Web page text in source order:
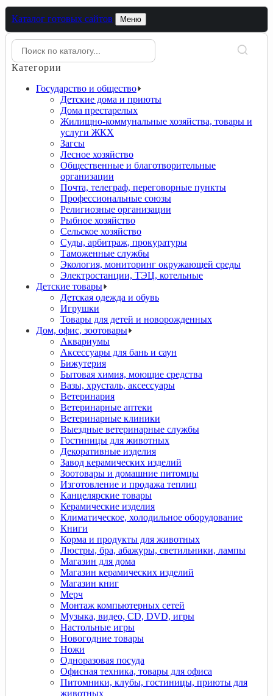
Каталог готовых сайтов Меню
Категории
Государство и общество
Детские дома и приюты
Дома престарелых
Жилищно-коммунальные хозяйства, товары и
услуги ЖКХ
Загсы
Лесное хозяйство
Общественные и благотворительные
организации
Почта, телеграф, переговорные пункты
Профессиональные союзы
Религиозные организации
Рыбное хозяйство
Сельское хозяйство
Суды, арбитраж, прокуратуры
Таможенные службы
Экология, мониторинг окружающей среды
Электростанции, ТЭЦ, котельные
Детские товары
Детская одежда и обувь
Игрушки
Товары для детей и новорожденных
Дом, офис, зоотовары
Аквариумы
Аксессуары для бань и саун
Бижутерия
Бытовая химия, моющие средства
Вазы, хрусталь, аксессуары
Ветеринария
Ветеринарные аптеки
Ветеринарные клиники
Выездные ветеринарные службы
Гостиницы для животных
Декоративные изделия
Завод керамических изделий
Зоотовары и домашние питомцы
Изготовление и продажа теплиц
Канцелярские товары
Керамические изделия
Климатическое, холодильное оборудование
Книги
Корма и продукты для животных
Люстры, бра, абажуры, светильники, лампы
Магазин для дома
Магазин керамических изделий
Магазин книг
Мерч
Монтаж компьютерных сетей
Музыка, видео, CD, DVD, игры
Настольные игры
Новогодние товары
Ножи
Одноразовая посуда
Офисная техника, товары для офиса
Питомники, клубы, гостиницы, приюты для
животных